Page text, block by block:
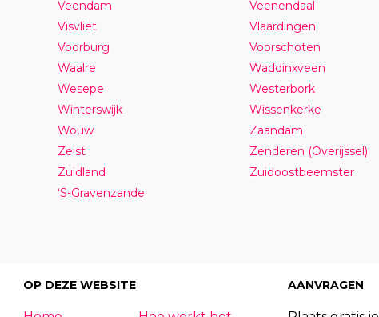
Veendam
Veenendaal
Visvliet
Vlaardingen
Voorburg
Voorschoten
Waalre
Waddinxveen
Wesepe
Westerbork
Winterswijk
Wissenkerke
Wouw
Zaandam
Zeist
Zenderen (Overijssel)
Zuidland
Zuidoostbeemster
‘S-Gravenzande
OP DEZE WEBSITE AANVRAGEN